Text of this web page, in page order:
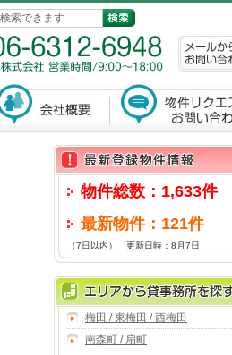
物件総数：1,633件
最新物件：121件
（7日以内） 更新日時：8月7日
梅田 / 東梅田 / 西梅田
南森町 / 扇町